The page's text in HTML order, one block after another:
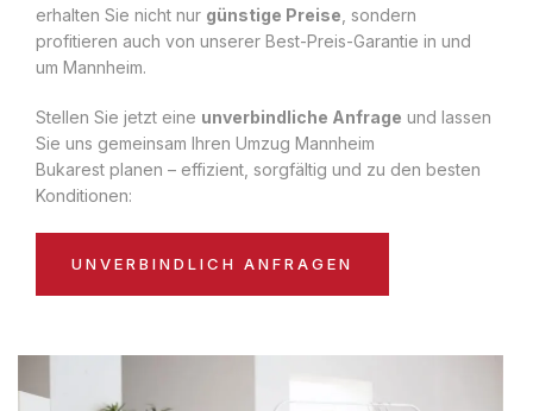
erhalten Sie nicht nur günstige Preise , sondern
profitieren auch von unserer Best-Preis-Garantie in und
um Mannheim.
Stellen Sie jetzt eine unverbindliche Anfrage und lassen
Sie uns gemeinsam Ihren Umzug Mannheim
Bukarest planen – effizient, sorgfältig und zu den besten
Konditionen:
UNVERBINDLICH ANFRAGEN